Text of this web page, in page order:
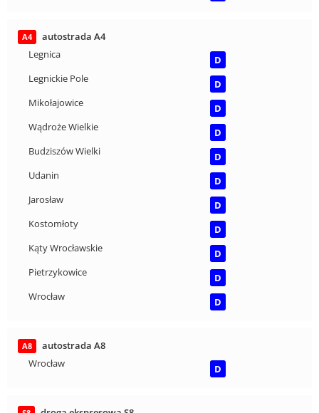
A4
autostrada A4
Legnica
D
Legnickie Pole
D
Mikołajowice
D
Wądroże Wielkie
D
Budziszów Wielki
D
Udanin
D
Jarosław
D
Kostomłoty
D
Kąty Wrocławskie
D
Pietrzykowice
D
Wrocław
D
A8
autostrada A8
Wrocław
D